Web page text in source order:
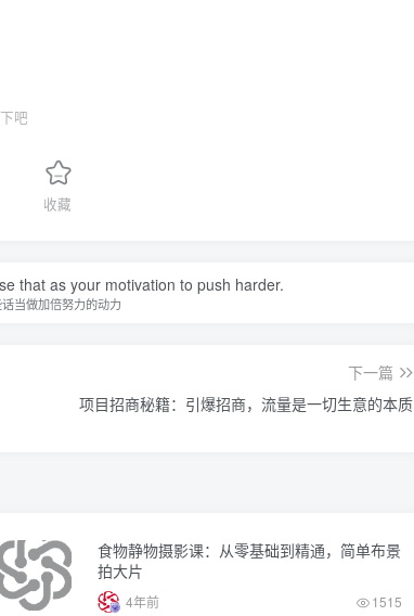
吧
收藏
that as your motivation to push harder.
当做加倍努力的动力
下一篇
项目招商秘籍：引爆招商，流量是一切生意的本质
食物静物摄影课：从零基础到精通，简单布景
拍大片
4年前 1515